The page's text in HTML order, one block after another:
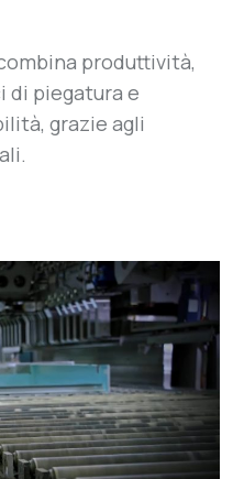
produttività,
di piegatura e
grazie agli